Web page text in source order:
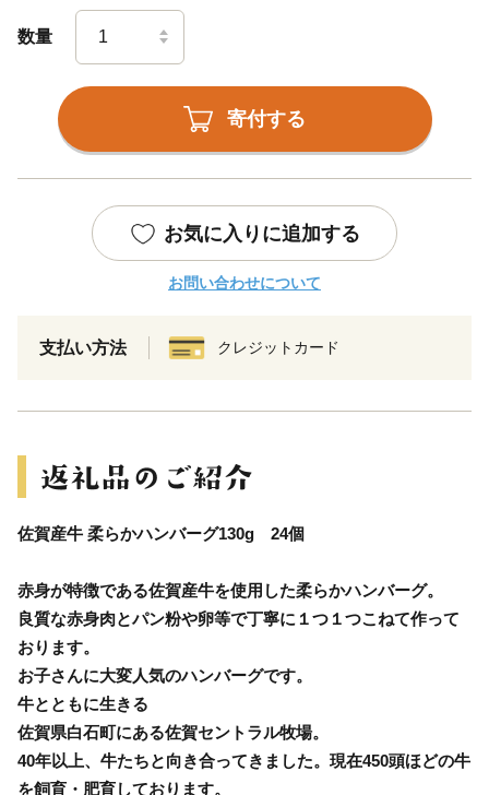
数量
寄付する
お気に入りに追加する
お問い合わせについて
支払い方法 クレジットカード
佐賀産牛 柔らかハンバーグ130g 24個
赤身が特徴である佐賀産牛を使用した柔らかハンバーグ。
良質な赤身肉とパン粉や卵等で丁寧に１つ１つこねて作って
おります。
お子さんに大変人気のハンバーグです。
牛とともに生きる
佐賀県白石町にある佐賀セントラル牧場。
40年以上、牛たちと向き合ってきました。現在450頭ほどの牛
を飼育・肥育しております。